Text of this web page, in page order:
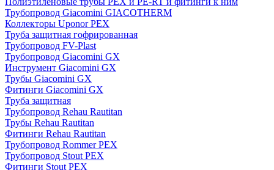
Трубопровод Giacomini GIACOTHERM
Коллекторы Uponor PEX
Труба защитная гофрированная
Трубопровод FV-Plast
Трубопровод Giacomini GX
Инструмент Giacomini GX
Трубы Giacomini GX
Фитинги Giacomini GX
Труба защитная
Трубопровод Rehau Rautitan
Трубы Rehau Rautitan
Фитинги Rehau Rautitan
Трубопровод Rommer PEX
Трубопровод Stout PEX
Фитинги Stout PEX